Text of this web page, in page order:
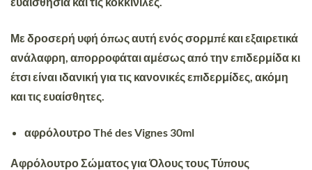
Με δροσερή υφή όπως αυτή ενός σορμπέ και εξαιρετικά
ανάλαφρη, απορροφάται αμέσως από την επιδερμίδα κι
έτσι είναι ιδανική για τις κανονικές επιδερμίδες, ακόμη
και τις ευαίσθητες.
αφρόλουτρο Thé des Vignes 30ml
Αφρόλουτρο Σώματος για Όλους τους Τύπους